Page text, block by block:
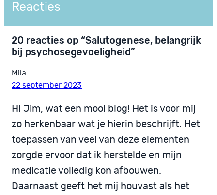
Reacties
20 reacties op “Salutogenese, belangrijk
bij psychosegevoeligheid”
Mila
22 september 2023
Hi Jim, wat een mooi blog! Het is voor mij
zo herkenbaar wat je hierin beschrijft. Het
toepassen van veel van deze elementen
zorgde ervoor dat ik herstelde en mijn
medicatie volledig kon afbouwen.
Daarnaast geeft het mij houvast als het